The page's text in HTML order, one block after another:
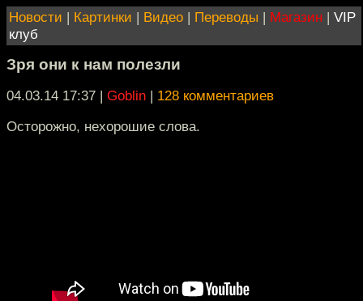
Новости | Картинки | Видео | Переводы | Магазин | VIP
клуб
Зря они к нам полезли
04.03.14 17:37 | Goblin | 128 комментариев
Осторожно, нехорошие слова.